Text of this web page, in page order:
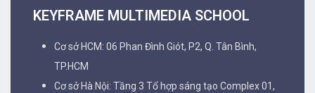
KEYFRAME MULTIMEDIA SCHOOL
Cơ sở HCM: 06 Phan Đình Giót, P2, Q. Tân Bình,
TP.HCM
Cơ sở Hà Nội: Tầng 3 Tổ hợp sáng tạo Complex 01,